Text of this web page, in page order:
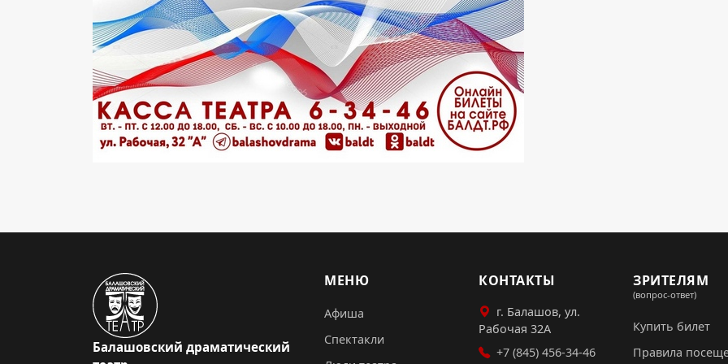
Балашовский драматический
МЕНЮ
Афиша
Спектакли
КОНТАКТЫ
г. Балашов, ул.
Рабочая 32А
+7 (845) 456-34-46
ЗРИТЕЛЯМ
(вопрос-ответ)
Купить билет
Правила